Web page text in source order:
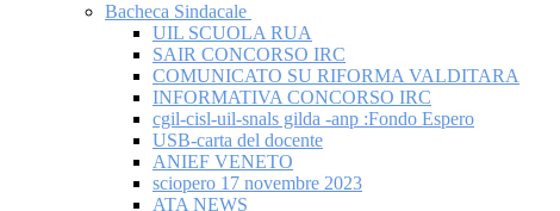
Bacheca Sindacale
UIL SCUOLA RUA
SAIR CONCORSO IRC
COMUNICATO SU RIFORMA VALDITARA
INFORMATIVA CONCORSO IRC
cgil-cisl-uil-snals gilda -anp :Fondo Espero
USB-carta del docente
ANIEF VENETO
sciopero 17 novembre 2023
ATA NEWS